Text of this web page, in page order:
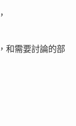
和需要討論的部